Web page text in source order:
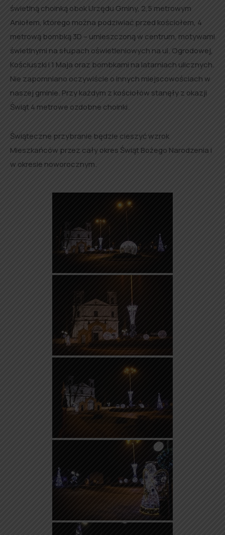
świetlną choinką obok Urzędu Gminy, 2,5 metrowym
Aniołem, którego można podziwiać przed kościołem, 4
metrową bombką 3D – umieszczoną w centrum, motywami
świetlnymi na słupach oświetleniowych na ul. Ogrodowej,
Kościuszki i 1 Maja oraz bombkami na latarniach ulicznych.
Nie zapomniano oczywiście o innych miejscowościach w
naszej gminie. Przy każdym z kościołów stanęły z okazji
Świąt 4 metrowe ozdobne choinki.
Świąteczne przybranie będzie cieszyć wzrok
Mieszkańców przez cały okres Świąt Bożego Narodzenia i
w okresie noworocznym.